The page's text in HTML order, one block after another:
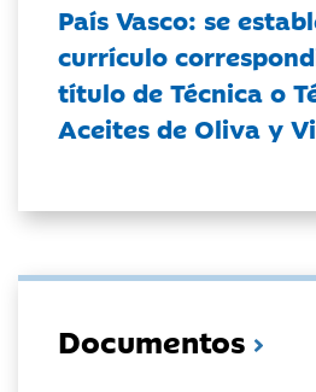
País Vasco: se
currículo
título de Técnica o
Aceites de Oliva y
Documentos